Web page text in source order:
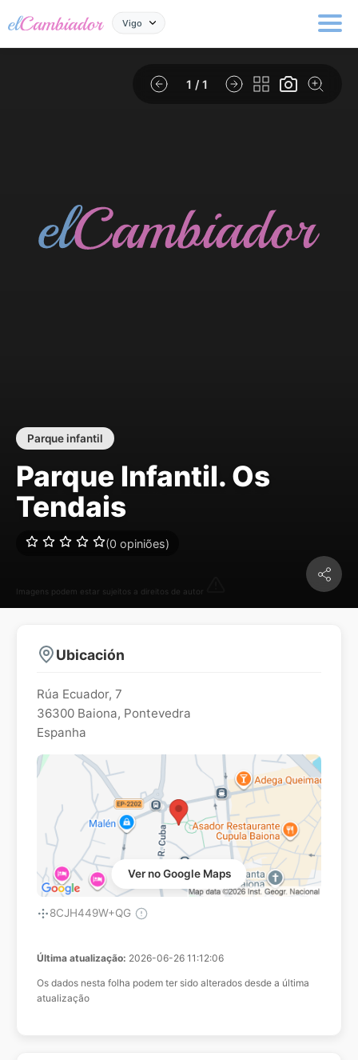
Vigo
1 / 1
Imagens podem estar sujeitos a direitos de autor
Parque infantil
Parque Infantil. Os
Tendais
(0 opiniões)
Ubicación
Rúa Ecuador, 7
36300 Baiona, Pontevedra
Espanha
Ver no Google Maps
8CJH449W+QG
Última atualização: 2026-06-26 11:12:06
Os dados nesta folha podem ter sido alterados desde a última
atualização